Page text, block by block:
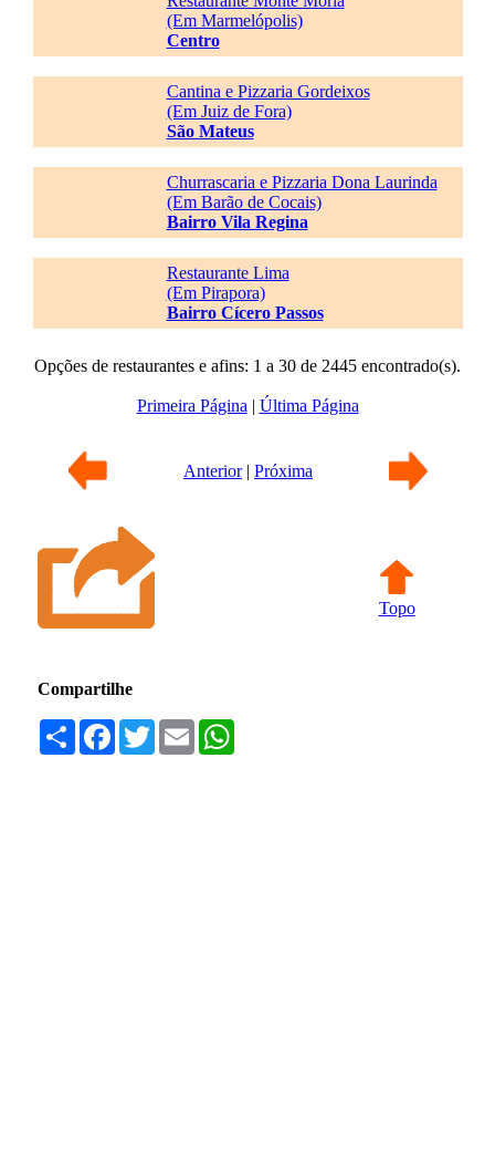
(Em Marmelópolis)
Centro
Cantina e Pizzaria Gordeixos
(Em Juiz de Fora)
São Mateus
Churrascaria e Pizzaria Dona Laurinda
(Em Barão de Cocais)
Bairro Vila Regina
Restaurante Lima
(Em Pirapora)
Bairro Cícero Passos
Opções de restaurantes e afins: 1 a 30 de 2445 encontrado(s).
Primeira Página | Última Página
Anterior| Próxima
Topo
Compartilhe
Compartilhar
Facebook
TwitterEmail